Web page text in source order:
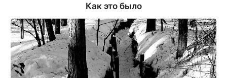
Как это было